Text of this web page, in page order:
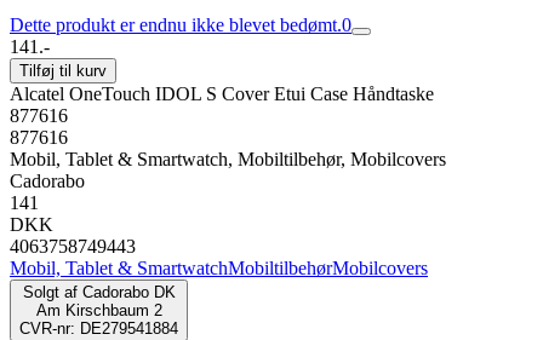
Dette produkt er endnu ikke blevet bedømt.0
141.-
Tilføj til kurv
Alcatel OneTouch IDOL S Cover Etui Case Håndtaske
877616
877616
Mobil, Tablet & Smartwatch, Mobiltilbehør, Mobilcovers
Cadorabo
141
DKK
4063758749443
Mobil, Tablet & SmartwatchMobiltilbehørMobilcovers
Solgt af Cadorabo DK
Am Kirschbaum 2
CVR-nr: DE279541884